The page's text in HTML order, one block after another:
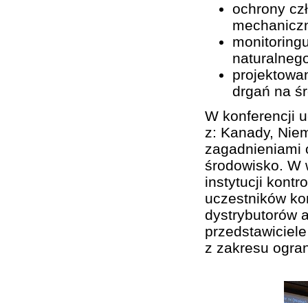
ochrony
drgań na
W konferencji
z: Kanady,
zagadnieniami
środowisko. W
instytucji
uczestników
dystrybutorów
z zakresu